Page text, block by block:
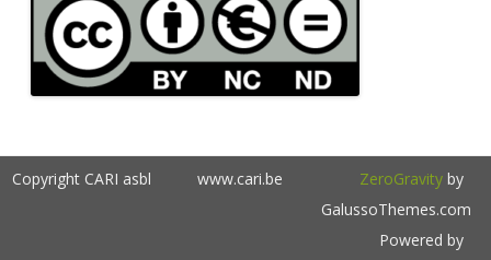
Copyright CARI asbl www.cari.be ZeroGravityby
GalussoThemes.com
Powered by